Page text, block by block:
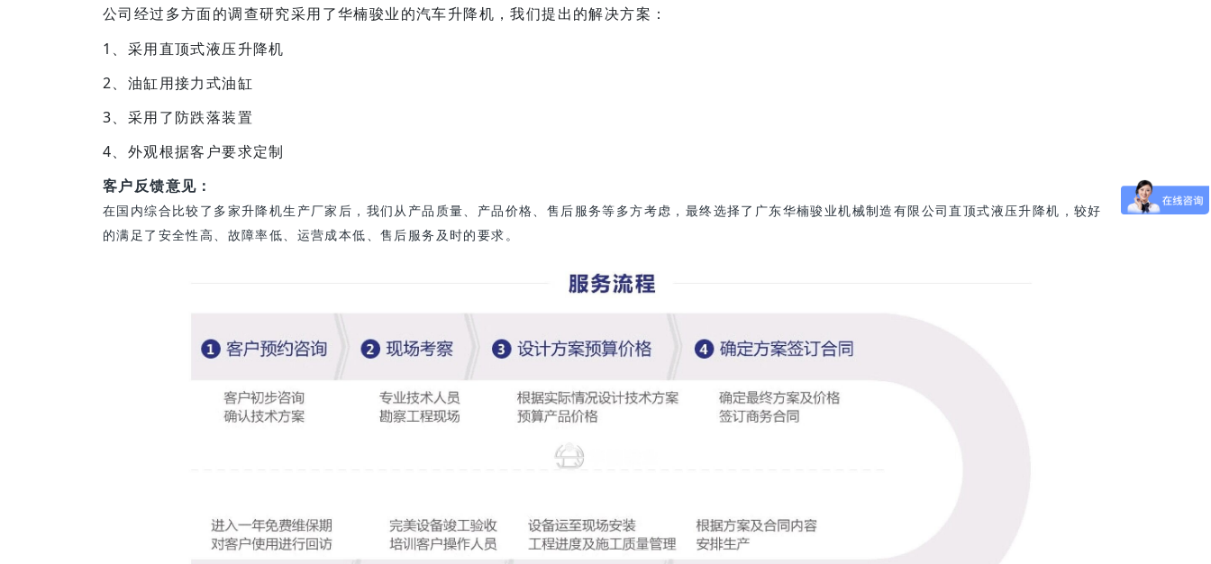
公司经过多方面的调查研究采用了华楠骏业的汽车升降机，我们提出的解决方案：
1、采用直顶式液压升降机
2、油缸用接力式油缸
3、采用了防跌落装置
4、外观根据客户要求定制
客户反馈意见：
在国内综合比较了多家升降机生产厂家后，我们从产品质量、产品价格、售后服务等多方考虑，最终选择了广东华楠骏业机械制造有限公司直顶式液压升降机，较好
的满足了安全性高、故障率低、运营成本低、售后服务及时的要求。